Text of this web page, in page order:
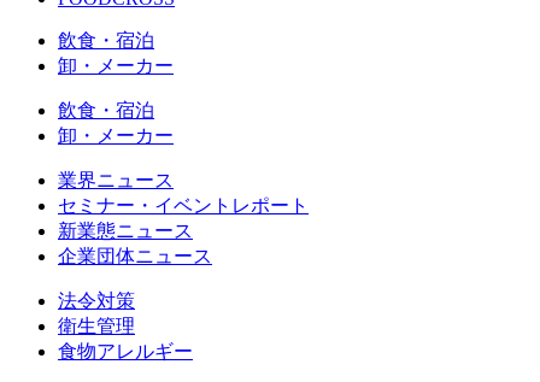
飲食・宿泊
卸・メーカー
飲食・宿泊
卸・メーカー
業界ニュース
セミナー・イベントレポート
新業態ニュース
企業団体ニュース
法令対策
衛生管理
食物アレルギー